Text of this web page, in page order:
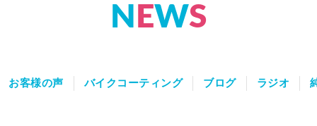
N EWS
お客様の声 バイクコーティング ブログ ラジオ